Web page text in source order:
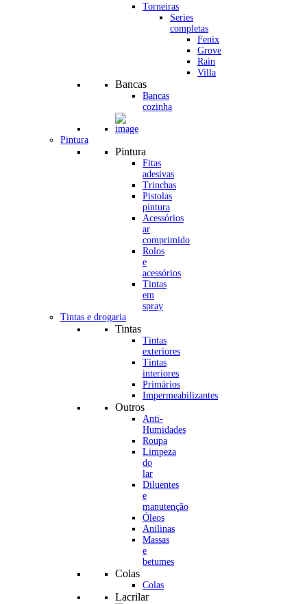
Torneiras
Series
completas
Fenix
Grove
Rain
Villa
Bancas
Bancas
cozinha
Pintura
Pintura
Fitas
adesivas
Trinchas
Pistolas
pintura
Acessórios
ar
comprimido
Rolos
e
acessórios
Tintas
em
spray
Tintas e drogaria
Tintas
Tintas
exteriores
Tintas
interiores
Primários
Impermeabilizantes
Outros
Anti-
Humidades
Roupa
Limpeza
do
lar
Diluentes
e
manutenção
Óleos
Anilinas
Massas
e
betumes
Colas
Colas
Lacrilar